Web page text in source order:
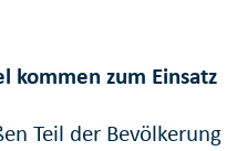
kommen zum Einsatz
Teil der Bevölkerung